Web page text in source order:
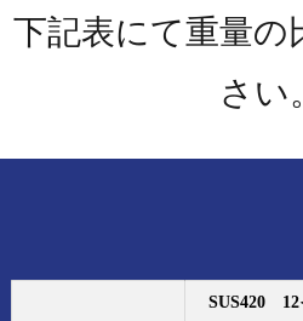
下記表にて重量の
さい
SUS420 12